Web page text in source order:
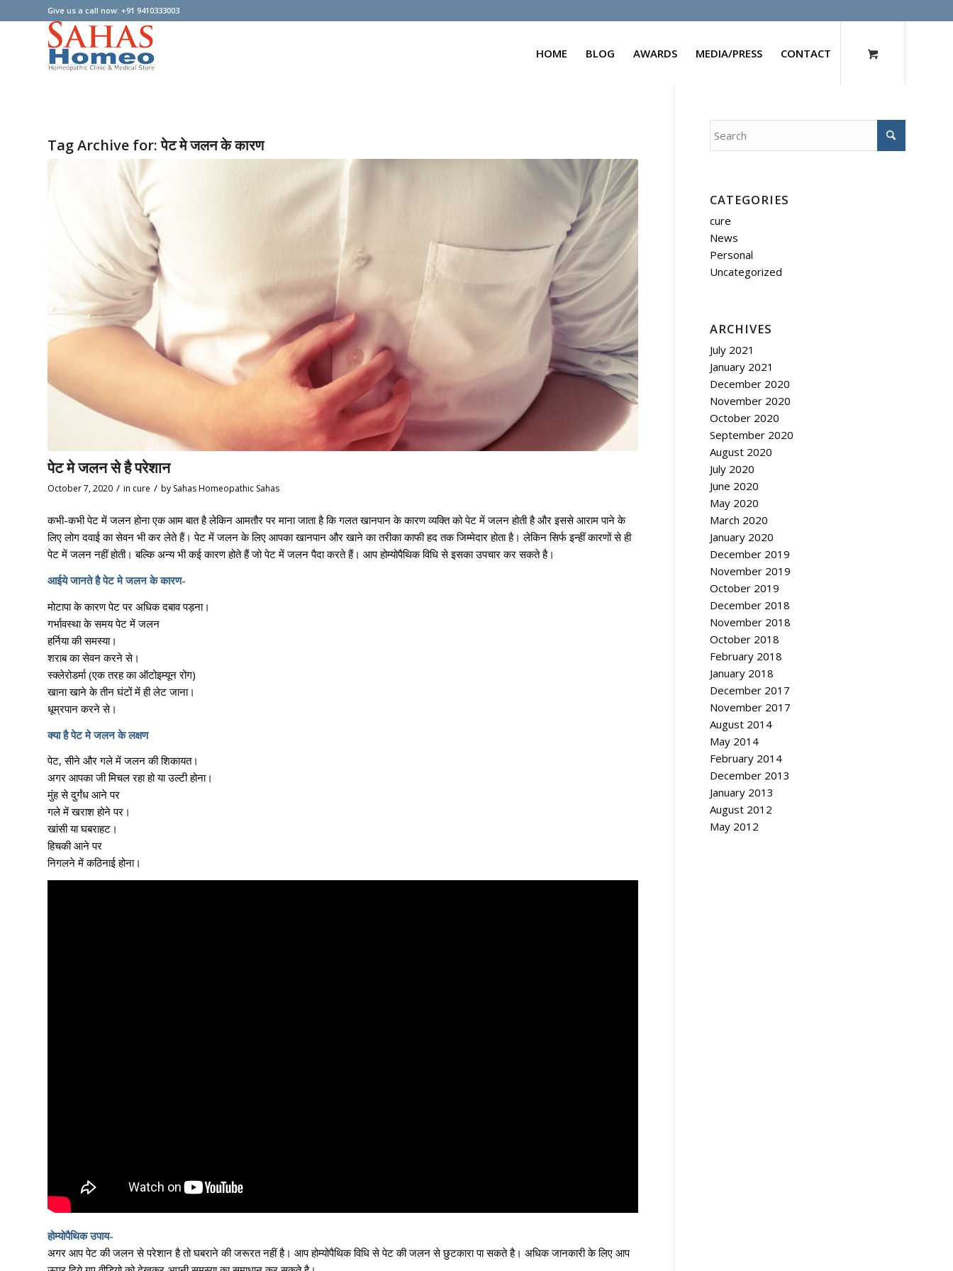
Give us a call now: +91 9410333003
HOME BLOG AWARDS MEDIA/PRESS CONTACT
Tag Archive for:पेट मे जलन के कारण
पेट मे जलन से है परेशान
October 7, 2020 / in cure / by Sahas Homeopathic Sahas
कभी-कभी पेट में जलन होना एक आम बात है लेकिन आमतौर पर माना जाता है कि गलत खानपान के कारण व्यक्ति को पेट में जलन होती है और इससे आराम पाने के
लिए लोग दवाई का सेवन भी कर लेते हैं। पेट में जलन के लिए आपका खानपान और खाने का तरीका काफी हद तक जिम्मेदार होता है। लेकिन सिर्फ इन्हीं कारणों से ही
पेट में जलन नहीं होती। बल्कि अन्य भी कई कारण होते हैं जो पेट में जलन पैदा करते हैं। आप होम्योपैथिक विधि से इसका उपचार कर सकते है।
आईये जानते है पेट मे जलन के कारण-
मोटापा के कारण पेट पर अधिक दबाव पड़ना।
गर्भावस्था के समय पेट में जलन
हर्निया की समस्या।
शराब का सेवन करने से।
स्क्लेरोडर्मा (एक तरह का ऑटोइम्यून रोग)
खाना खाने के तीन घंटों में ही लेट जाना।
धूम्रपान करने से।
क्या है पेट मे जलन के लक्षण
पेट, सीने और गले में जलन की शिकायत।
अगर आपका जी मिचल रहा हो या उल्टी होना।
मुंह से दुर्गंध आने पर
गले में खराश होने पर।
खांसी या घबराहट।
हिचकी आने पर
निगलने में कठिनाई होना।
होम्योपैथिक उपाय-
अगर आप पेट की जलन से परेशान है तो घबराने की जरूरत नहीं है। आप होम्योपैथिक विधि से पेट की जलन से छुटकारा पा सकते है। अधिक जानकारी के लिए आप
CATEGORIES
cure
News
Personal
Uncategorized
ARCHIVES
July 2021
January 2021
December 2020
November 2020
October 2020
September 2020
August 2020
July 2020
June 2020
May 2020
March 2020
January 2020
December 2019
November 2019
October 2019
December 2018
November 2018
October 2018
February 2018
January 2018
December 2017
November 2017
August 2014
May 2014
February 2014
December 2013
January 2013
August 2012
May 2012